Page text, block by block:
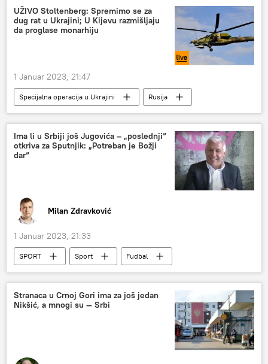
UŽIVO Stoltenberg: Spremimo se za
dug rat u Ukrajini; U Kijevu razmišljaju
da proglase monarhiju
1 Januar 2023, 21:47
Specijalna operacija u Ukrajini
Rusija
Ukrajina
Specijalna vojna operacija u Ukrajini – vesti
Specijalna vojna operacija u Ukrajini – uživo
Ima li u Srbiji još Jugovića – „poslednji“
otkriva za Sputnjik: „Potreban je Božji
dar“
Milan Zdravković
1 Januar 2023, 21:33
SPORT Sport
Fudbal
Sputnjikov paketić 2023
Stranaca u Crnoj Gori ima za još jedan
Nikšić, a mnogi su — Srbi